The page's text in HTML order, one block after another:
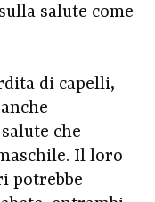
salute come
di capelli,
che
Il loro
potrebbe